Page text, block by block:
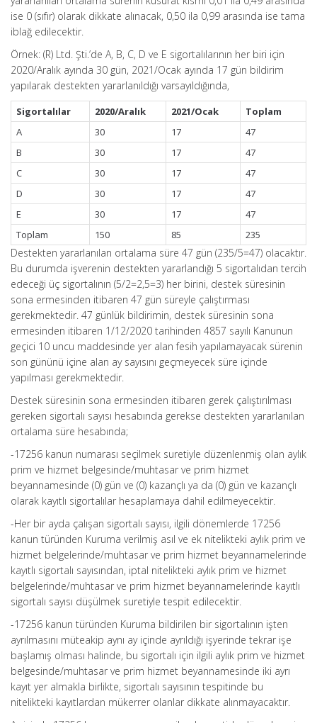
ise 0 (sıfır) olarak dikkate alınacak, 0,50 ila 0,99 arasında ise tama
iblağ edilecektir.
Örnek: (R) Ltd. Şti.’de A, B, C, D ve E sigortalılarının her biri için
2020/Aralık ayında 30 gün, 2021/Ocak ayında 17 gün bildirim
yapılarak destekten yararlanıldığı varsayıldığında,
Sigortalılar 2020/Aralık 2021/Ocak
Toplam
A
30 17
47
B
30 17
47
C
30 17
47
D
30 17
47
E
30 17
47
Toplam
150 85 235
Destekten yararlanılan ortalama süre 47 gün (235/5=47) olacaktır.
Bu durumda işverenin destekten yararlandığı 5 sigortalıdan tercih
edeceği üç sigortalının (5/2=2,5=3) her birini, destek süresinin
sona ermesinden itibaren 47 gün süreyle çalıştırması
gerekmektedir. 47 günlük bildirimin, destek süresinin sona
ermesinden itibaren 1/12/2020 tarihinden 4857 sayılı Kanunun
geçici 10 uncu maddesinde yer alan fesih yapılamayacak sürenin
son gününü içine alan ay sayısını geçmeyecek süre içinde
yapılması gerekmektedir.
Destek süresinin sona ermesinden itibaren gerek çalıştırılması
gereken sigortalı sayısı hesabında gerekse destekten yararlanılan
ortalama süre hesabında;
-17256 kanun numarası seçilmek suretiyle düzenlenmiş olan aylık
prim ve hizmet belgesinde/muhtasar ve prim hizmet
beyannamesinde (0) gün ve (0) kazançlı ya da (0) gün ve kazançlı
olarak kayıtlı sigortalılar hesaplamaya dahil edilmeyecektir.
-Her bir ayda çalışan sigortalı sayısı, ilgili dönemlerde 17256
kanun türünden Kuruma verilmiş asıl ve ek nitelikteki aylık prim ve
hizmet belgelerinde/muhtasar ve prim hizmet beyannamelerinde
kayıtlı sigortalı sayısından, iptal nitelikteki aylık prim ve hizmet
belgelerinde/muhtasar ve prim hizmet beyannamelerinde kayıtlı
sigortalı sayısı düşülmek suretiyle tespit edilecektir.
-17256 kanun türünden Kuruma bildirilen bir sigortalının işten
ayrılmasını müteakip aynı ay içinde ayrıldığı işyerinde tekrar işe
başlamış olması halinde, bu sigortalı için ilgili aylık prim ve hizmet
belgesinde/muhtasar ve prim hizmet beyannamesinde iki ayrı
kayıt yer almakla birlikte, sigortalı sayısının tespitinde bu
nitelikteki kayıtlardan mükerrer olanlar dikkate alınmayacaktır.